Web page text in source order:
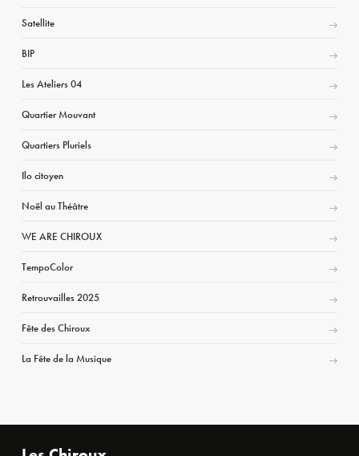
Satellite
BIP
Les Ateliers 04
Quartier Mouvant
Quartiers Pluriels
Ilo citoyen
Noël au Théâtre
WE ARE CHIROUX
TempoColor
Retrouvailles 2025
Fête des Chiroux
La Fête de la Musique